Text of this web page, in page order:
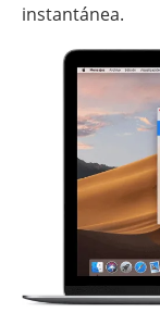
instantánea.